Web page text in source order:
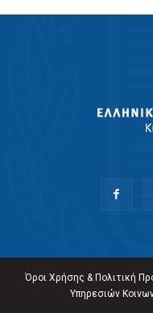
Όροι Χρήσης & Πολιτική
Υπηρεσιών